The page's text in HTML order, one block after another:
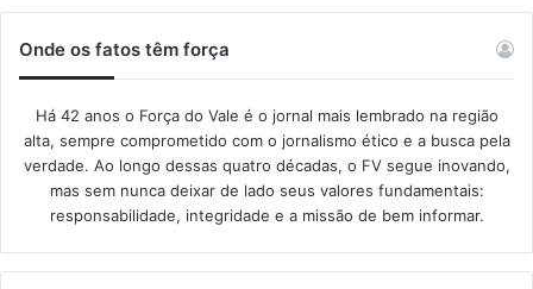
Onde os fatos têm força
Há 42 anos o Força do Vale é o jornal mais lembrado na região
alta, sempre comprometido com o jornalismo ético e a busca pela
verdade. Ao longo dessas quatro décadas, o FV segue inovando,
mas sem nunca deixar de lado seus valores fundamentais:
responsabilidade, integridade e a missão de bem informar.​